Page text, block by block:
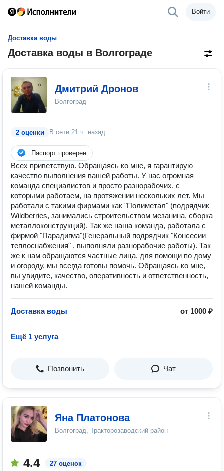
Войти
Доставка воды
Доставка воды в Волгограде
Дмитрий Дронов
Волгоград
2 оценки В сети 21 ч. назад
Паспорт проверен
Всех приветствую. Обращаясь ко мне, я гарантирую
качество выполнения вашей работы. У нас огромная
команда специалистов и просто разнорабочих, с
которыми работаем, на протяжении нескольких лет. Мы
работали с такими фирмами как "Полиметал" (подрядчик
Wildberries, занимались строительством мезанина, сборка
металлоконструкций). Так же наша команда, работала с
фирмой "Парадигма"(Генеральный подрядчик "Консесии
теплоснабжения" , выполняли разнорабочие работы). Так
же к нам обращаются частные лица, для помощи по дому
и огороду, мы всегда готовы помочь. Обращаясь ко мне,
вы увидите, качество, оперативность и ответственность,
нашей команды.
Доставка воды от 1000 ₽
Ещё 1 услуга
Позвонить Чат
Яна Платонова
Волгоград, Тракторозаводский район
4.4 27 оценок